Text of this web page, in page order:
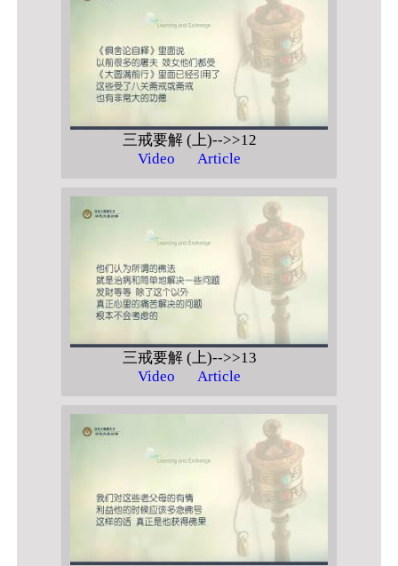
三戒要解 (上)-->>12
Video
Article
三戒要解 (上)-->>13
Video
Article